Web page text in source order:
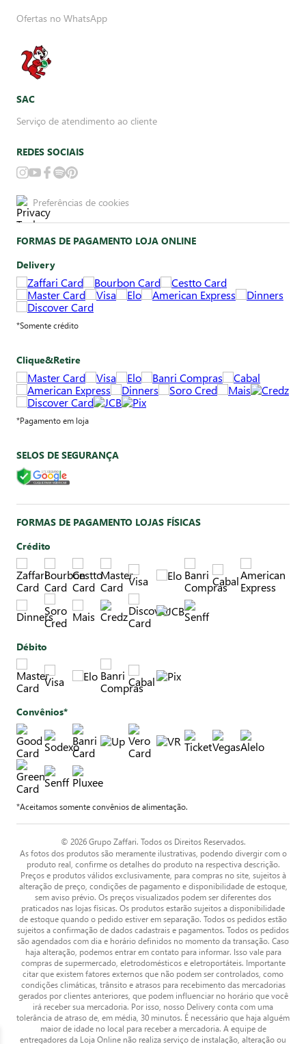
Ofertas no WhatsApp
SAC
Serviço de atendimento ao cliente
REDES SOCIAIS
Preferências de cookies
FORMAS DE PAGAMENTO LOJA ONLINE
Delivery
*Somente crédito
Clique&Retire
*Pagamento em loja
SELOS DE SEGURANÇA
FORMAS DE PAGAMENTO LOJAS FÍSICAS
Crédito
Débito
Convênios*
*Aceitamos somente convênios de alimentação.
© 2026 Grupo Zaffari. Todos os Direitos Reservados.
As fotos dos produtos são meramente ilustrativas, podendo divergir com o
produto real, confirme os detalhes do produto na respectiva descrição.
Preços e produtos válidos exclusivamente, para compras no site, sujeitos à
alteração de preço, condições de pagamento e disponibilidade de estoque,
sem aviso prévio. Os preços visualizados podem ser diferentes dos
praticados nas lojas físicas. Os produtos estarão sujeitos a disponibilidade
de estoque quando o pedido estiver em separação. Todos os pedidos estão
sujeitos a confirmação de dados cadastrais e pagamentos. Todos os pedidos
são agendados com dia e horário definidos no momento da transação. Caso
haja alteração, podemos entrar em contato para informar. Isso vale para
compras de supermercado, eletrodomésticos e eletroportáteis. Importante
citar que existem fatores externos que não podem ser controlados, como
condições climáticas, trânsito e atrasos para recebimento das mercadorias
gerados por clientes anteriores, que podem influenciar no horário que você
irá receber sua mercadoria. Por isso, nosso Delivery conta com uma
tolerância de atraso de, em média, 30 minutos. É necessário que haja alguém
maior de idade no local para receber a mercadoria. A equipe de
entregadores da Loja Online não realiza serviço de instalação, alteração ou